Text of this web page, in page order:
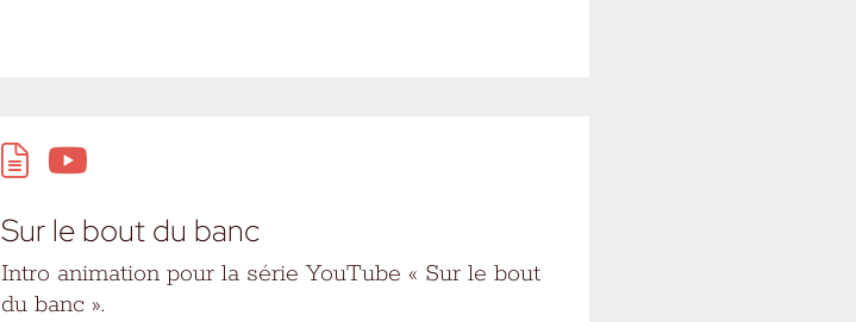
Sur le bout du banc
Intro animation pour la série YouTube « Sur le bout
du banc ».